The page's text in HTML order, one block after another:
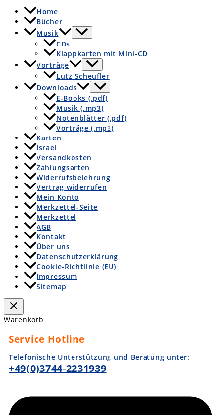
Home
Bücher
Musik
CDs
Klappkarten mit Mini-CD
Vorträge
Lutz Scheufler
Downloads
E-Books (.pdf)
Musik (.mp3)
Notenblätter (.pdf)
Vorträge (.mp3)
Karten
Israel
Versandkosten
Zahlungsarten
Widerrufsbelehrung
Vertrag widerrufen
Mein Konto
Merkzettel-Seite
Merkzettel
AGB
Kontakt
Über uns
Datenschutzerklärung
Cookie-Richtlinie (EU)
Impressum
Sitemap
Warenkorb
Service Hotline
Telefonische Unterstützung und Beratung unter:
+49(0)3744-2231939